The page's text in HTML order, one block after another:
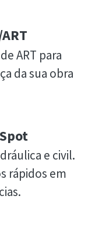
ART para
da sua obra
e civil.
rápidos em